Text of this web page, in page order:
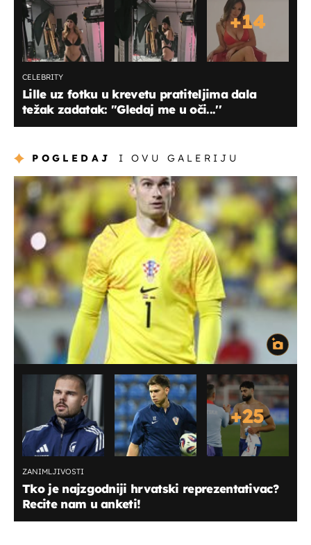
+14
CELEBRITY
Lille uz fotku u krevetu pratiteljima dala
težak zadatak: ''Gledaj me u oči...''
POGLEDAJ I OVU GALERIJU
+25
ZANIMLJIVOSTI
Tko je najzgodniji hrvatski reprezentativac?
Recite nam u anketi!